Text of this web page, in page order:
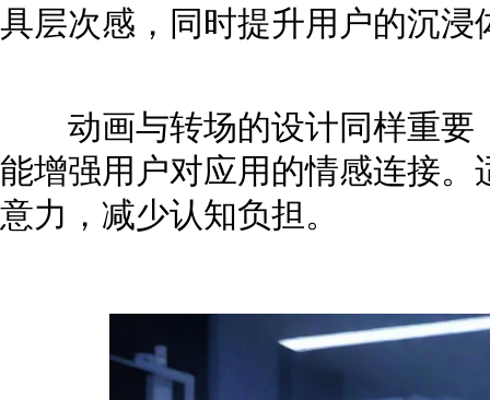
具层次感，同时提升用户的沉浸
动画与转场的设计同样重要
能增强用户对应用的情感连接
意力，减少认知负担。